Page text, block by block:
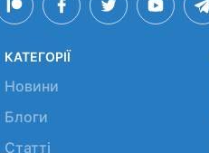
КАТЕГОРІЇ
Новини
Блоги
Статті